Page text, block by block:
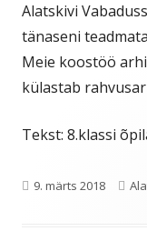
Alatskivi
tänaseni
Meie koostöö
külastab
Tekst: 8.klassi
Published
9. märts 2018